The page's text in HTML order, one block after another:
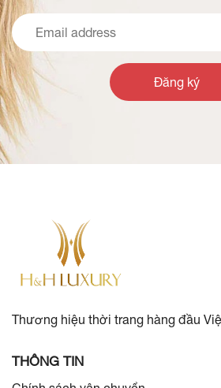
Đăng ký
Thương hiệu thời trang hàng đầu
THÔNG TIN